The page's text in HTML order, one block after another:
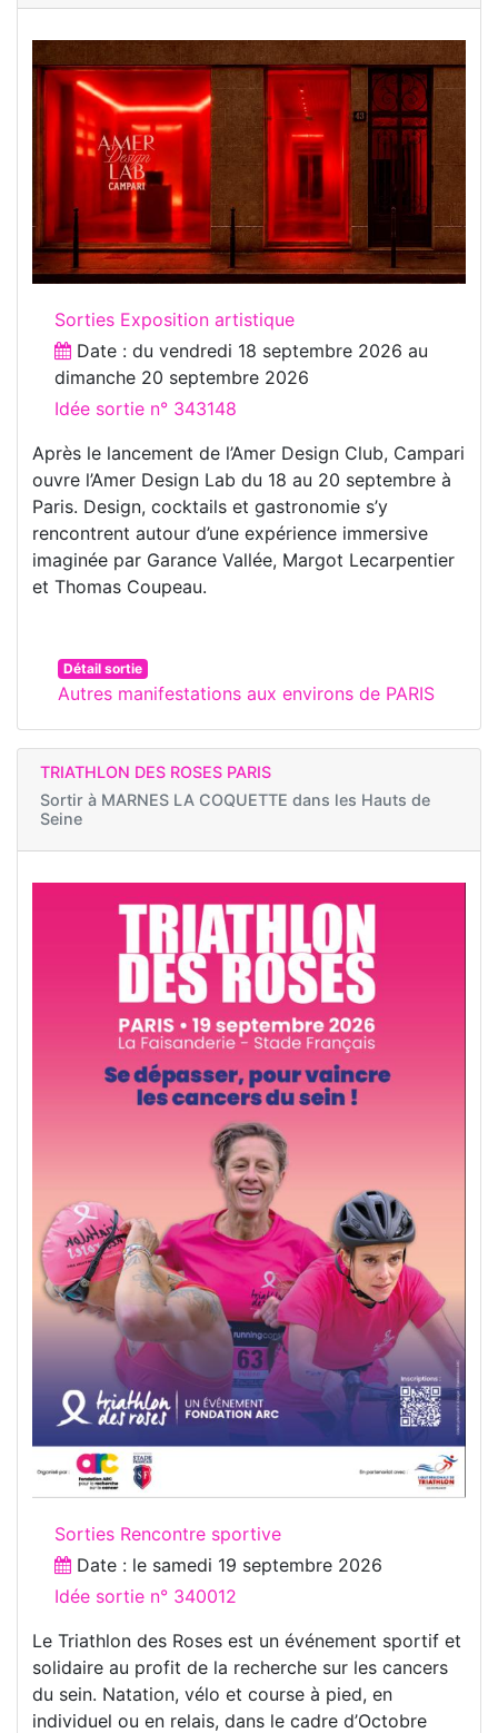
Sorties Exposition artistique
Date : du vendredi 18 septembre 2026 au
dimanche 20 septembre 2026
Idée sortie n° 343148
Après le lancement de l’Amer Design Club, Campari
ouvre l’Amer Design Lab du 18 au 20 septembre à
Paris. Design, cocktails et gastronomie s’y
rencontrent autour d’une expérience immersive
imaginée par Garance Vallée, Margot Lecarpentier
et Thomas Coupeau.
Détail sortie
Autres manifestations aux environs de PARIS
TRIATHLON DES ROSES PARIS
Sortir à MARNES LA COQUETTE dans les Hauts de
Seine
Sorties Rencontre sportive
Date : le samedi 19 septembre 2026
Idée sortie n° 340012
Le Triathlon des Roses est un événement sportif et
solidaire au profit de la recherche sur les cancers
du sein. Natation, vélo et course à pied, en
individuel ou en relais, dans le cadre d’Octobre